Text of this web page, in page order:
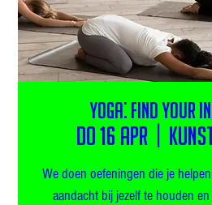
Yoga: Find your
do 16 apr
We doen oefeningen die je
aandacht bij jezelf te houden